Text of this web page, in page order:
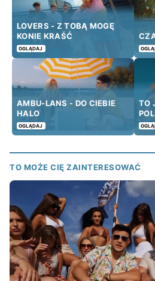
LOVERS - Z TOBĄ MOGĘ
KONIE KRAŚĆ
OGLĄDAJ
AMBU-LANS - DO CIEBIE
HALO
OGLĄDAJ
TO
TO MOŻE CIĘ ZAINTERESOWAĆ